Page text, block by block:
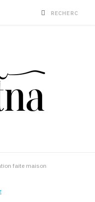
faite maison